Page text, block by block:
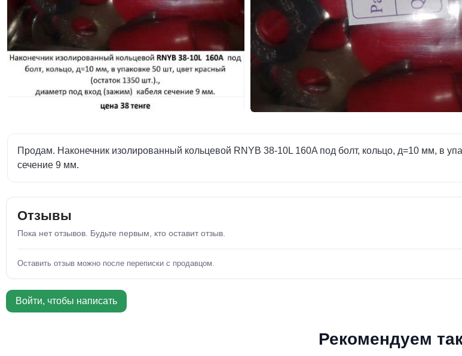
Продам. Наконечник изолированный кольцевой RNYB 38-10L 160A под болт, кольцо, д=10 мм, в
сечение 9 мм.
Отзывы
Пока нет отзывов. Будьте первым, кто оставит отзыв.
Оставить отзыв можно после переписки с продавцом.
Войти, чтобы написать
Рекомендуем